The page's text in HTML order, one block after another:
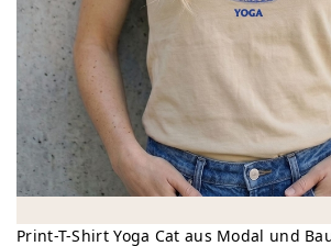
Print-T-Shirt Yoga Cat aus Modal und